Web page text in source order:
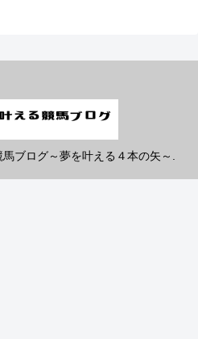
ブログ～夢を叶える４本の矢～.